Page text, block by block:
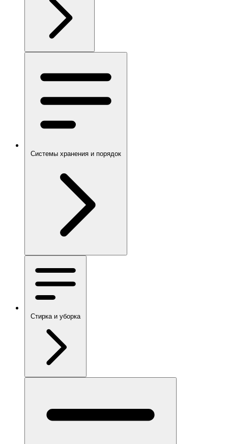
Системы хранения и порядок
Стирка и уборка